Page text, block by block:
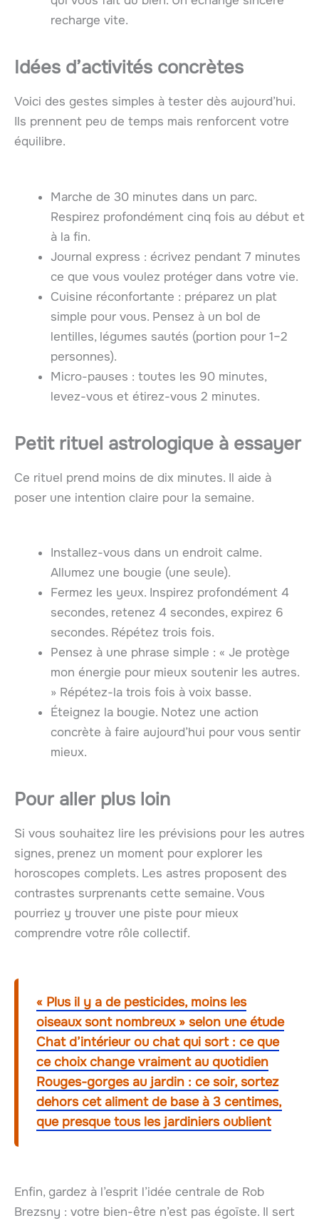
recharge vite.
Idées d’activités concrètes
Voici des gestes simples à tester dès aujourd’hui.
Ils prennent peu de temps mais renforcent votre
équilibre.
Marche de 30 minutes dans un parc.
Respirez profondément cinq fois au début et
à la fin.
Journal express : écrivez pendant 7 minutes
ce que vous voulez protéger dans votre vie.
Cuisine réconfortante : préparez un plat
simple pour vous. Pensez à un bol de
lentilles, légumes sautés (portion pour 1–2
personnes).
Micro-pauses : toutes les 90 minutes,
levez-vous et étirez-vous 2 minutes.
Petit rituel astrologique à essayer
Ce rituel prend moins de dix minutes. Il aide à
poser une intention claire pour la semaine.
Installez-vous dans un endroit calme.
Allumez une bougie (une seule).
Fermez les yeux. Inspirez profondément 4
secondes, retenez 4 secondes, expirez 6
secondes. Répétez trois fois.
Pensez à une phrase simple : « Je protège
mon énergie pour mieux soutenir les autres.
» Répétez-la trois fois à voix basse.
Éteignez la bougie. Notez une action
concrète à faire aujourd’hui pour vous sentir
mieux.
Pour aller plus loin
Si vous souhaitez lire les prévisions pour les autres
signes, prenez un moment pour explorer les
horoscopes complets. Les astres proposent des
contrastes surprenants cette semaine. Vous
pourriez y trouver une piste pour mieux
comprendre votre rôle collectif.
« Plus il y a de pesticides, moins les
oiseaux sont nombreux » selon une étude
Chat d’intérieur ou chat qui sort : ce que
ce choix change vraiment au quotidien
Rouges-gorges au jardin : ce soir, sortez
dehors cet aliment de base à 3 centimes,
que presque tous les jardiniers oublient
Enfin, gardez à l’esprit l’idée centrale de Rob
Brezsny : votre bien-être n’est pas égoïste. Il sert